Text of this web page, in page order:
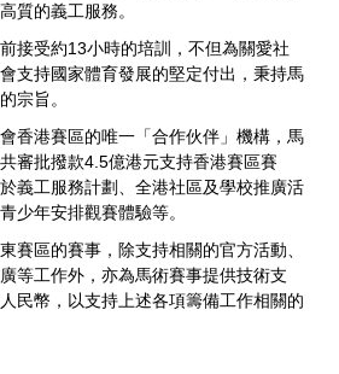
質的義工服務。
接受約13小時的培訓，不但為關愛社
支持國家體育發展的堅定付出，秉持馬
宗旨。
香港賽區的唯一「合作伙伴」機構，馬
審批撥款4.5億港元支持香港賽區賽
義工服務計劃、全港社區及學校推廣活
少年安排觀賽體驗等。
賽區的賽事，除支持相關的官方活動、
等工作外，亦為馬術賽事提供技術支
民幣，以支持上述各項籌備工作相關的